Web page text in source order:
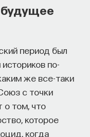
будущее
период был
по-
же все-таки
с точки
о том, что
которое
когда
для
мало или
язык
текстами